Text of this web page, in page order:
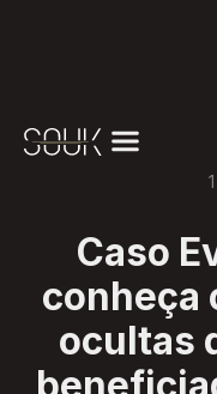
1
Caso
conheça
ocultas